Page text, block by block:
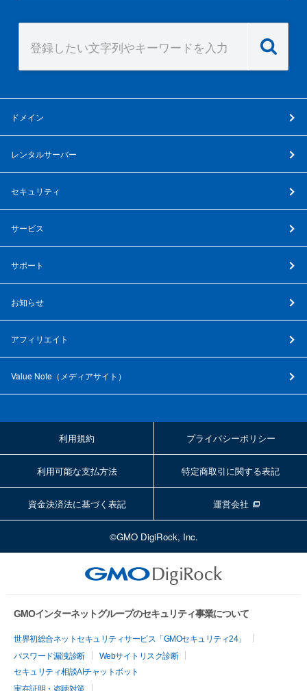
ドメイン
レンタルサーバー
セキュリティ
サービス
サポート
お知らせ
アフィリエイト
Value Note（ メディアサイト ）
利用規約 プライバシーポリシー
利用可能な支払方法 特定商取引に関する表記
資金決済法に基づく表記 運営会社
©GMO DigiRock, Inc.
GMOインターネットグループのセキュリティ事業について
世界初総合ネットセキュリティサービス「GMOセキュリティ24」
パスワード漏洩診断
Webサイトリスク診断
セキュリティ相談AIチャットボット
実在証明・盗聴対策